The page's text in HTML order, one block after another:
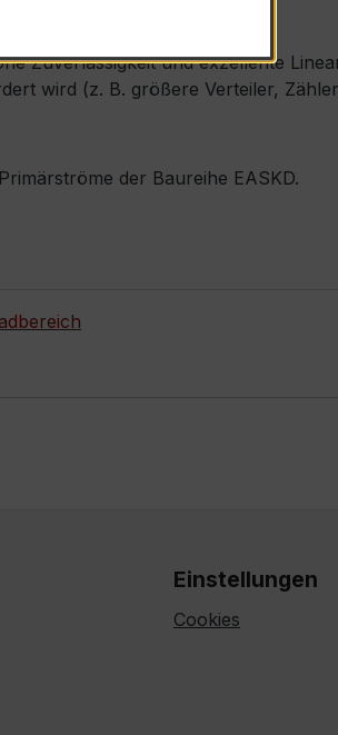
Zuverlässigkeit und exzellente
wird (z. B. größere Verteiler,
der Baureihe EASKD.
Einstellungen
Cookies